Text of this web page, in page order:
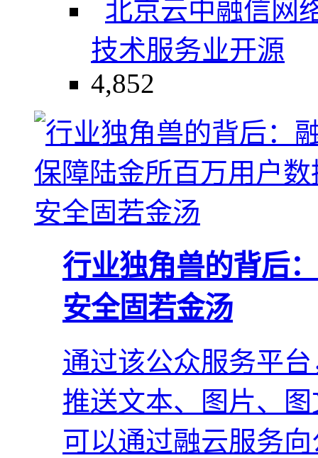
北京云中融信网
技术服务业开源
4,852
行业独角兽的背后
安全固若金汤
通过该公众服务平
推送文本、图片、
可以通过融云服务